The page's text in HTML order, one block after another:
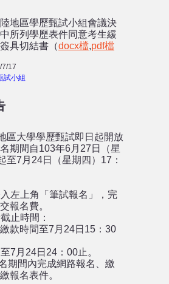
聯絡我們
地區學歷甄試小組會議決
所列學歷表件同意考生緩
具切結書（docx檔,pdf檔
7/17
試小組
區大學學歷甄試即日起開放
期間自103年6月27日（星
至7月24日（星期四）17：
左上角「筆試報名」，完
報名費。
止時間：
款時間至7月24日15：30
7月24日24：00止。
期間內完成網路報名、繳
報名表件。